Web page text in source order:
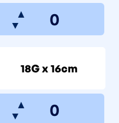
▲
▼
18G x 16cm
▲
▼